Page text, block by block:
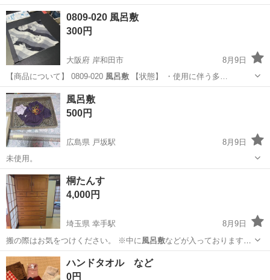
0809-020 風呂敷
300円
大阪府 岸和田市
8月9日
【商品について】 0809-020 風呂敷 【状態】 ・使用に伴う多…
大阪 岸和田市 小物
風呂敷
500円
広島県 戸坂駅
8月9日
未使用。
広島 広島市 戸坂駅
桐たんす
4,000円
埼玉県 幸手駅
8月9日
搬の際はお気をつけください。 ※中に 風呂敷などが入っております
が、お渡しの際には…
埼玉 幸手市 幸手駅 収納家具
ハンドタオル など
0円